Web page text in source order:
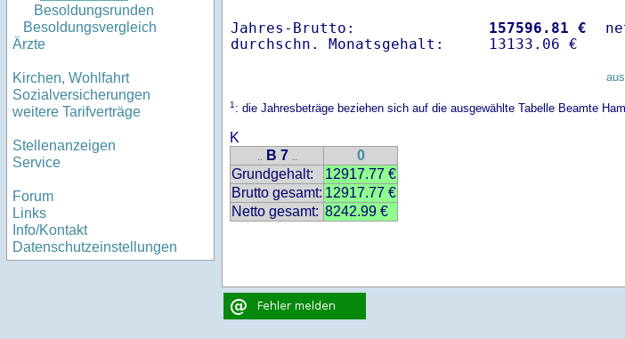
Besoldungsrunden
Besoldungsvergleich
Ärzte
Kirchen, Wohlfahrt
Sozialversicherungen
weitere Tarifverträge
Stellenanzeigen
Service
Forum
Links
Info/Kontakt
Datenschutzeinstellungen
Jahres-Brutto: 157596.81 €
1: die Jahresbeträge beziehen sich auf die ausgewählte Tabelle Beamte
K
.. B 7 ..
0
Grundgehalt:
12917.77 €
Brutto gesamt: 12917.77 €
Netto gesamt: 8242.99 €